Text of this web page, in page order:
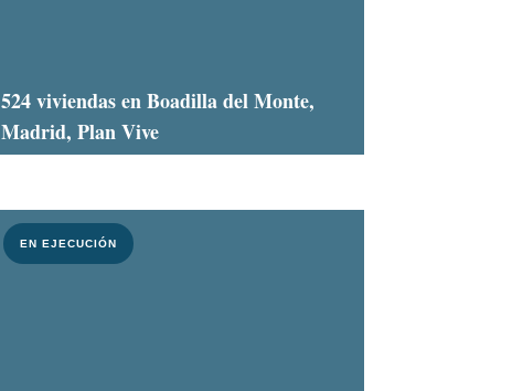
524 viviendas en Boadilla del Monte,
Madrid, Plan Vive
EN EJECUCIÓN